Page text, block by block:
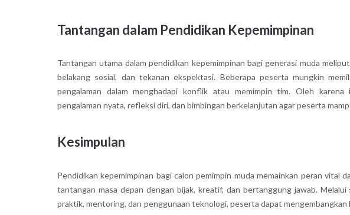
Tantangan dalam Pendidikan Kepemimpinan
Tantangan utama dalam pendidikan kepemimpinan bagi generasi muda
belakang sosial, dan tekanan ekspektasi. Beberapa peserta mungkin
pengalaman dalam menghadapi konflik atau memimpin tim. Oleh karena
pengalaman nyata, refleksi diri, dan bimbingan berkelanjutan agar peserta
Kesimpulan
Pendidikan kepemimpinan bagi calon pemimpin muda memainkan peran vital
tantangan masa depan dengan bijak, kreatif, dan bertanggung jawab.
praktik, mentoring, dan penggunaan teknologi, peserta dapat